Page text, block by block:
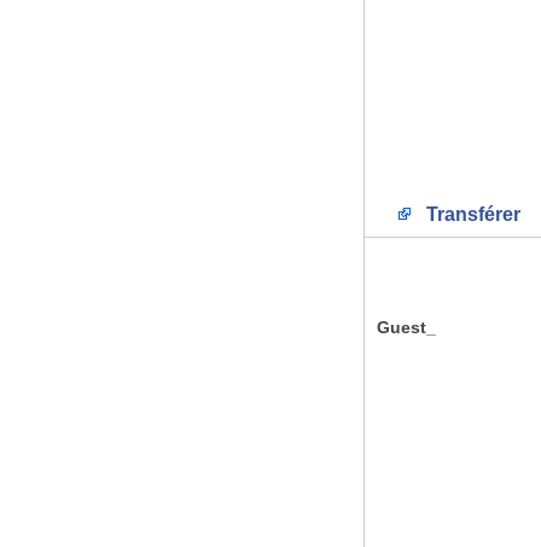
Transférer
Guest_